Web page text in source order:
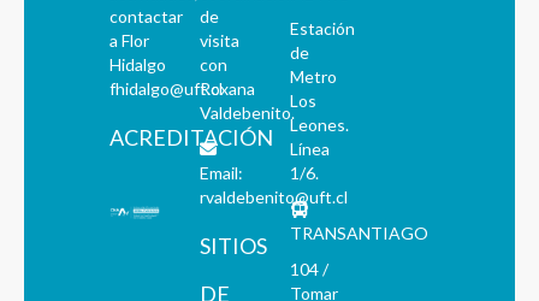
contactar
a Flor
Hidalgo
fhidalgo@uft.cl
ACREDITACIÓN
de
visita
con
Roxana
Valdebenito.
Email:
rvaldebenito@uft.cl
SITIOS
DE
Estación
de
Metro
Los
Leones.
Línea
1/6.
TRANSANTIAGO
104 /
Tomar